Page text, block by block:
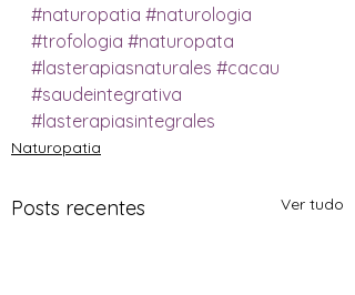
#naturopatia #naturologia
#trofologia #naturopata
#lasterapiasnaturales #cacau
#saudeintegrativa
#lasterapiasintegrales
Naturopatia
Posts recentes Ver tudo